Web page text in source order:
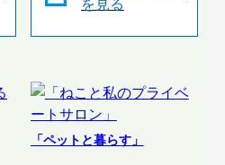
を見る
「ペットと暮らす」